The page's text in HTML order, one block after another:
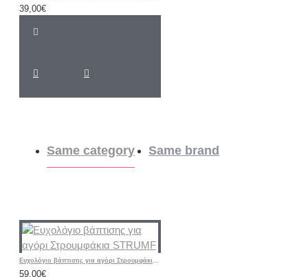
39,00€
Same category Same brand
Ευχολόγιο βάπτισης για αγόρι Στρουμφάκια STRUMF
59,00€